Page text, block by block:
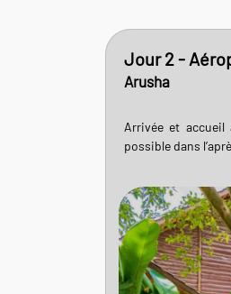
Jour 2 -
Arusha
Arrivée et accueil
possible dans